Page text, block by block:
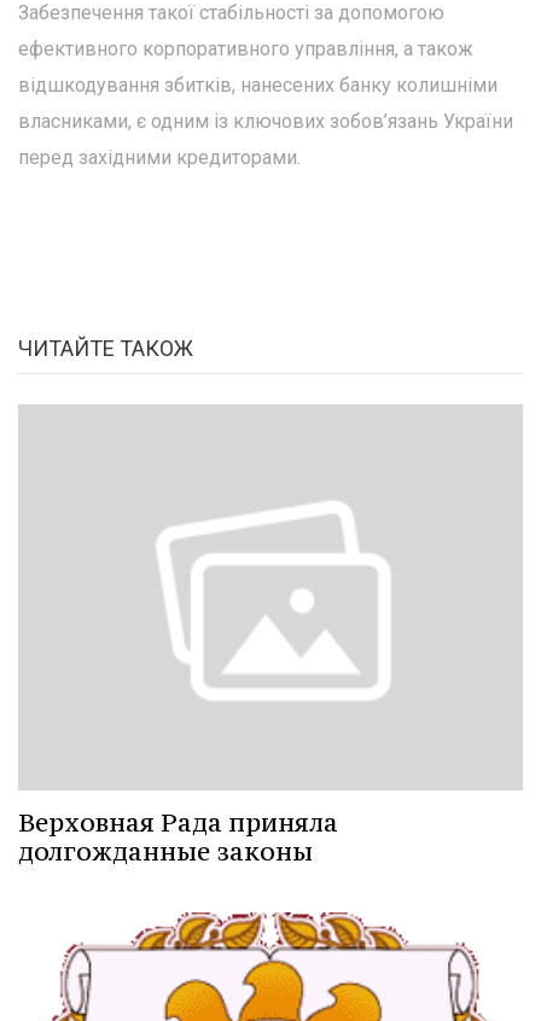
Забезпечення такої стабільності за допомогою
ефективного корпоративного управління, а також
відшкодування збитків, нанесених банку колишніми
власниками, є одним із ключових зобов’язань України
перед західними кредиторами.
ЧИТАЙТЕ ТАКОЖ
Верховная Рада приняла
долгожданные законы